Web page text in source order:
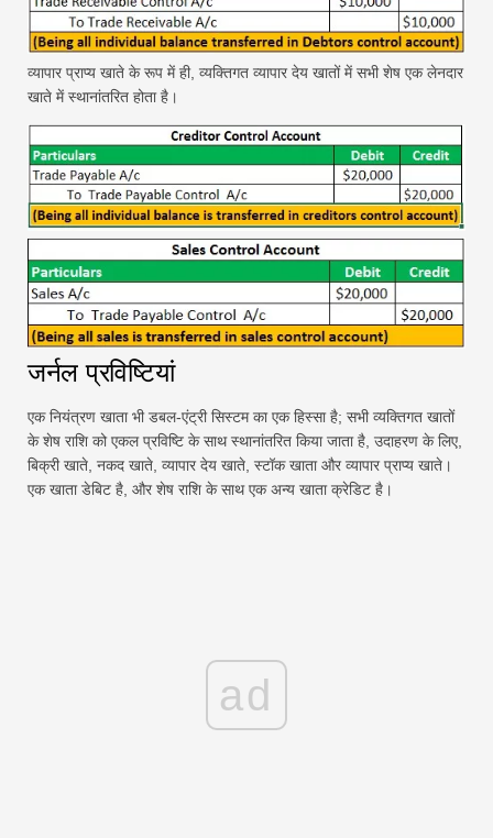
व्यापार प्राप्य खाते के रूप में ही, व्यक्तिगत व्यापार देय खातों में सभी शेष एक लेनदार
खाते में स्थानांतरित होता है।
जर्नल प्रविष्टियां
एक नियंत्रण खाता भी डबल-एंट्री सिस्टम का एक हिस्सा है; सभी व्यक्तिगत खातों
के शेष राशि को एकल प्रविष्टि के साथ स्थानांतरित किया जाता है, उदाहरण के लिए,
बिक्री खाते, नकद खाते, व्यापार देय खाते, स्टॉक खाता और व्यापार प्राप्य खाते।
एक खाता डेबिट है, और शेष राशि के साथ एक अन्य खाता क्रेडिट है।
ad